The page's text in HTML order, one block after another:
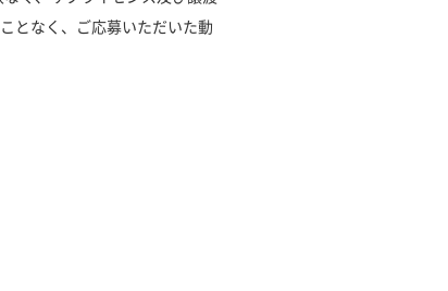
となく、ご応募いただいた動